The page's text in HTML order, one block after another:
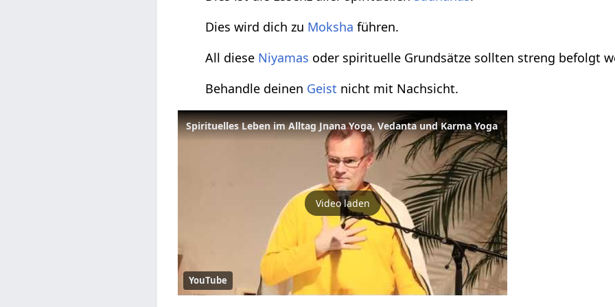
Dies wird dich zu Moksha führen.
All diese Niyamas oder spirituelle Grundsätze sollten streng befolgt
Behandle deinen Geist nicht mit Nachsicht.
Spirituelles Leben im Alltag Jnana Yoga, Vedanta und Karma Yoga
Video laden
YouTube